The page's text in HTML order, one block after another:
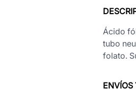
Ácido
tubo
folato.
ENVÍOS